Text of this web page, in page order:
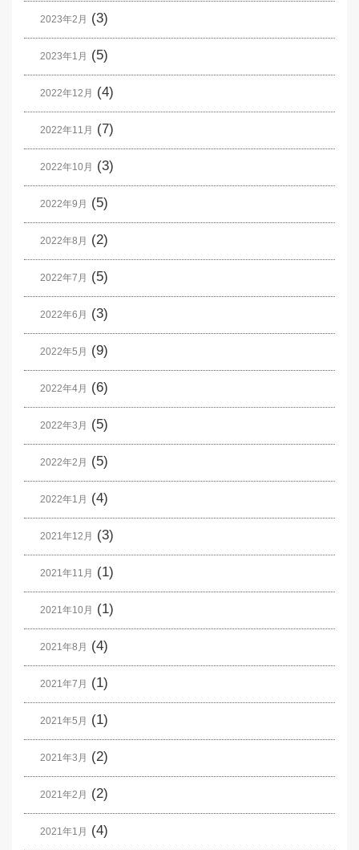
2023年2月 (3)
2023年1月 (5)
2022年12月 (4)
2022年11月 (7)
2022年10月 (3)
2022年9月 (5)
2022年8月 (2)
2022年7月 (5)
2022年6月 (3)
2022年5月 (9)
2022年4月 (6)
2022年3月 (5)
2022年2月 (5)
2022年1月 (4)
2021年12月 (3)
2021年11月 (1)
2021年10月 (1)
2021年8月 (4)
2021年7月 (1)
2021年5月 (1)
2021年3月 (2)
2021年2月 (2)
2021年1月 (4)